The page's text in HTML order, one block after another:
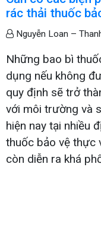
rác thải thuốc
Nguyễn Loan –
Những bao bì
dụng nếu không
quy định sẽ trở
với môi trường và
hiện nay tại nhiều
thuốc bảo vệ thực
còn diễn ra khá